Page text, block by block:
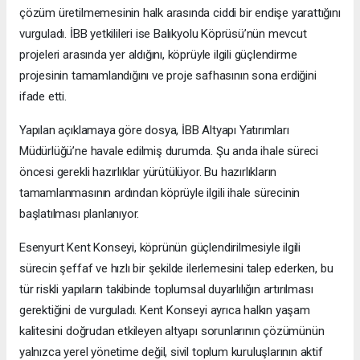
çözüm üretilmemesinin halk arasında ciddi bir endişe yarattığını
vurguladı. İBB yetkilileri ise Balıkyolu Köprüsü’nün mevcut
projeleri arasında yer aldığını, köprüyle ilgili güçlendirme
projesinin tamamlandığını ve proje safhasının sona erdiğini
ifade etti.
Yapılan açıklamaya göre dosya, İBB Altyapı Yatırımları
Müdürlüğü’ne havale edilmiş durumda. Şu anda ihale süreci
öncesi gerekli hazırlıklar yürütülüyor. Bu hazırlıkların
tamamlanmasının ardından köprüyle ilgili ihale sürecinin
başlatılması planlanıyor.
Esenyurt Kent Konseyi, köprünün güçlendirilmesiyle ilgili
sürecin şeffaf ve hızlı bir şekilde ilerlemesini talep ederken, bu
tür riskli yapıların takibinde toplumsal duyarlılığın artırılması
gerektiğini de vurguladı. Kent Konseyi ayrıca halkın yaşam
kalitesini doğrudan etkileyen altyapı sorunlarının çözümünün
yalnızca yerel yönetime değil, sivil toplum kuruluşlarının aktif